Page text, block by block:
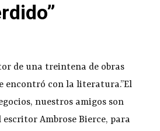
de una treintena de obras
encontró con la literatura.”El
nuestros amigos son
Ambrose Bierce, para